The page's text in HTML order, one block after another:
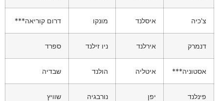
צ'כיה איסלנד מונקו דרום קוריאה***
דנמרק אירלנד ניו זילנד ספרד
אסטוניה*** איטליה הולנד שבדיה
פינלנד יפן נורבגיה שוויץ